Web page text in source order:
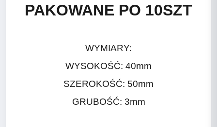
PAKOWANE PO 10SZT
WYMIARY:
WYSOKOŚĆ: 40mm
SZEROKOŚĆ: 50mm
GRUBOŚĆ: 3mm